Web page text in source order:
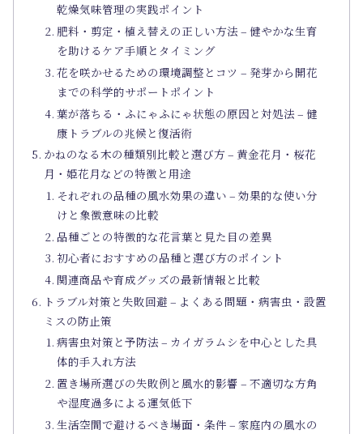
乾燥気味管理の実践ポイント
肥料・剪定・植え替えの正しい方法 – 健やかな生育
を助けるケア手順とタイミング
花を咲かせるための環境調整とコツ – 発芽から開花
までの科学的サポートポイント
葉が落ちる・ふにゃふにゃ状態の原因と対処法 – 健
康トラブルの兆候と復活術
かねのなる木の種類別比較と選び方 – 黄金花月・桜花
月・姫花月などの特徴と用途
それぞれの品種の風水効果の違い – 効果的な使い分
けと象徴意味の比較
品種ごとの特徴的な花言葉と見た目の差異
初心者におすすめの品種と選び方のポイント
関連商品や育成グッズの最新情報と比較
トラブル対策と失敗回避 – よくある問題・病害虫・設置
ミスの防止策
病害虫対策と予防法 – カイガラムシを中心とした具
体的手入れ方法
置き場所選びの失敗例と風水的影響 – 不適切な方角
や湿度過多による運気低下
生活空間で避けるべき場面・条件 – 家庭内の風水の